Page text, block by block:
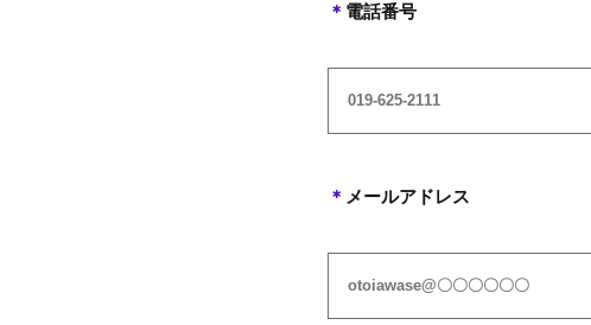
＊ 電話番号
＊ メールアドレス